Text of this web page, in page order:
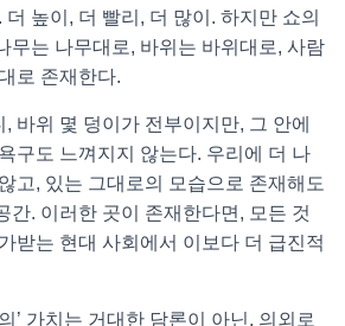
더 높이, 더 빨리, 더 많이. 하지만 쇼의
무는 나무대로, 바위는 바위대로, 사람
로 존재한다.
바위 몇 덩이가 전부이지만, 그 안에
구도 느껴지지 않는다. 우리에 더 나
고, 있는 그대로의 모습으로 존재해도
간. 이러한 곳이 존재한다면, 모든 것
받는 현대 사회에서 이보다 더 급진적
’ 가치는 거대한 담론이 아닌, 의외로